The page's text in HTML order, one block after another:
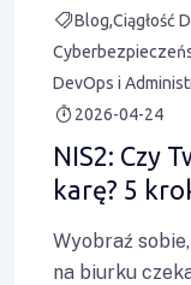
Blog Ciągłość
DevOps i
2026-04-24
NIS2: Czy
karę? 5
Wyobraź
na biurku